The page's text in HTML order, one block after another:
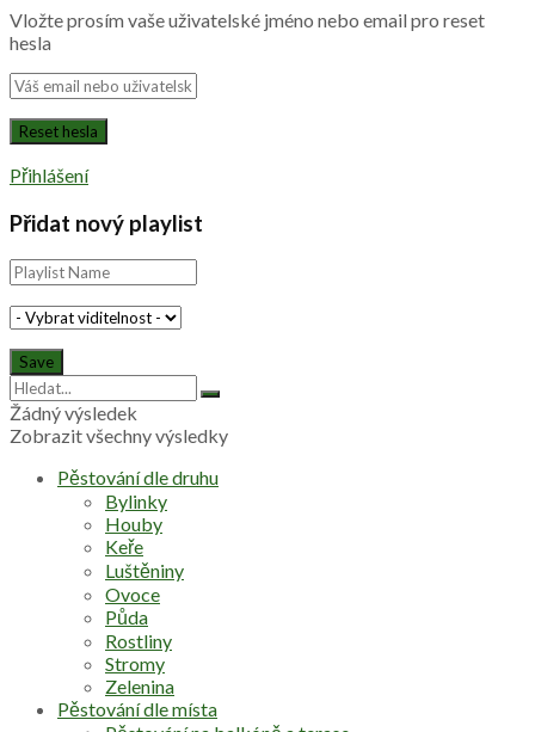
Vložte prosím vaše uživatelské jméno nebo email pro reset
hesla
Přihlášení
Přidat nový playlist
Žádný výsledek
Zobrazit všechny výsledky
Pěstování dle druhu
Bylinky
Houby
Keře
Luštěniny
Ovoce
Půda
Rostliny
Stromy
Zelenina
Pěstování dle místa